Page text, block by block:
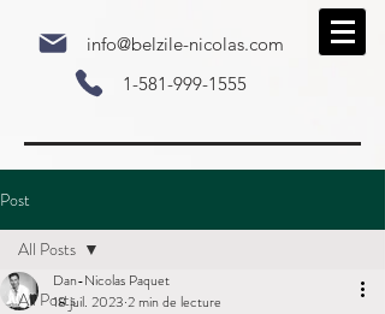
info@belzile-nicolas.com
1-581-999-1555
Post
All Posts
All Posts
Dan-Nicolas Paquet
18 juil. 2023 2 min de lecture